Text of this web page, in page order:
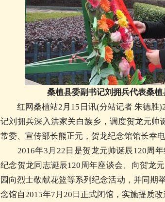
桑植县委副书记刘拥兵代表桑
红网桑植站2月15日讯(分站记者 朱德胜
记刘拥兵深入洪家关白族乡，调度贺龙元帅
常委、宣传部长熊正元，贺龙纪念馆馆长幸
2016年3月22日是贺龙元帅诞辰120周年
纪念贺龙同志诞辰120周年座谈会、向贺龙
园向烈士敬献花篮等系列纪念活动，并同期
念馆自2015年7月20日正式闭馆，实施提质